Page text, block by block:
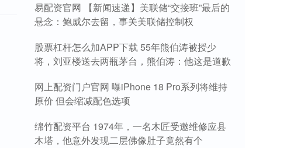
易配资官网 【新闻速递】美联储“交接班”最后的
悬念：鲍威尔去留，事关美联储控制权
股票杠杆怎么加APP下载 55年熊伯涛被授少
将，刘亚楼送去两瓶茅台，熊伯涛：他这是道歉
网上配资门户官网 曝iPhone 18 Pro系列将维持
原价 但会缩减配色选项
绵竹配资平台 1974年，一名木匠受邀维修应县
木塔，他意外发现二层佛像肚子竟然有个